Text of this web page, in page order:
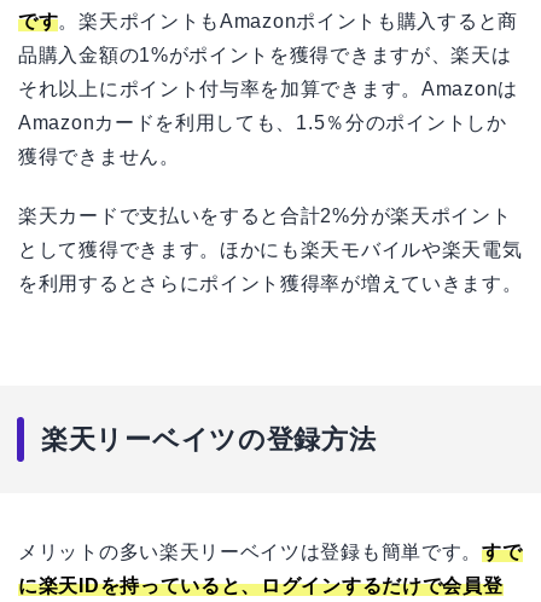
です。楽天ポイントもAmazonポイントも購入すると商
品購入金額の1%がポイントを獲得できますが、楽天は
それ以上にポイント付与率を加算できます。Amazonは
Amazonカードを利用しても、1.5％分のポイントしか
獲得できません。
楽天カードで支払いをすると合計2%分が楽天ポイント
として獲得できます。ほかにも楽天モバイルや楽天電気
を利用するとさらにポイント獲得率が増えていきます。
楽天リーベイツの登録方法
メリットの多い楽天リーベイツは登録も簡単です。すで
に楽天IDを持っていると、ログインするだけで会員登